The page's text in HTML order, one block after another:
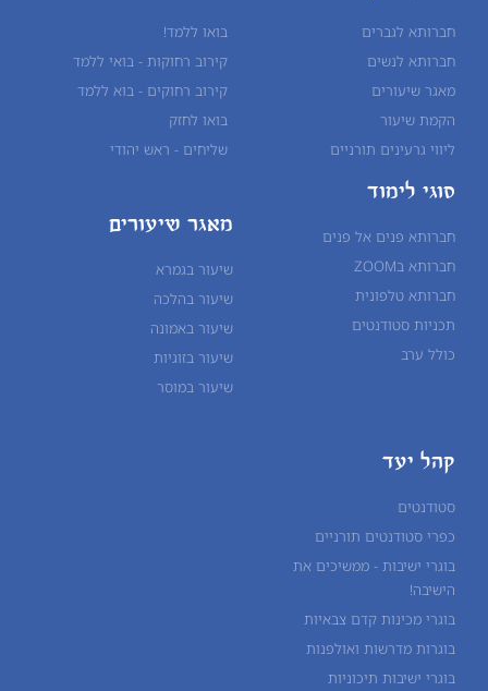
חברותא לגברים
חברותא לנשים
מאגר שיעורים
הקמת שיעור
ליווי גרעינים תורניים
בואו ללמד!
קירוב רחוקות - בואי ללמד
קירוב רחוקים - בוא ללמד
בואו לחזק
שליחים - ראש יהודי
סוגי לימוד
חברותא פנים אל פנים
חברותא בZOOM
חברותא טלפונית
תכניות סטודנטים
כולל ערב
מאגר שיעורים
שיעור בגמרא
שיעור בהלכה
שיעור באמונה
שיעור בזוגיות
שיעור במוסר
קהל יעד
סטודנטים
כפרי סטודנטים תורניים
בוגרי ישיבות - ממשיכים את
הישיבה!
בוגרי מכינות קדם צבאיות
בוגרות מדרשות ואולפנות
בוגרי ישיבות תיכוניות